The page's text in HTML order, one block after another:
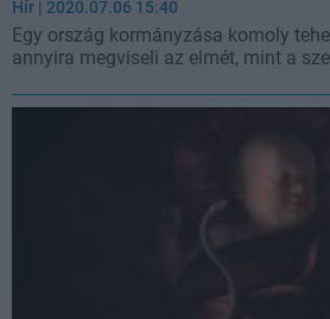
Hír | 2020.07.06 15:40
Egy ország kormányzása komoly
annyira megviseli az elmét, mint a